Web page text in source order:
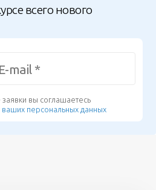
всего нового
вы соглашаетесь
ваших персональных данных